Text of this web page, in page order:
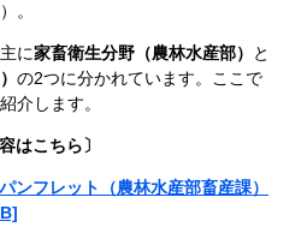
。
に家畜衛生分野（農林水産部）
と
の2つに分かれています。ここで
介します。
はこちら〕
ンフレット（農林水産部畜産課）